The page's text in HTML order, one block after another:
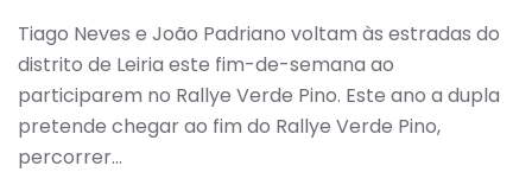
Tiago Neves e João Padriano voltam às estradas do
distrito de Leiria este fim-de-semana ao
participarem no Rallye Verde Pino. Este ano a dupla
pretende chegar ao fim do Rallye Verde Pino,
percorrer…